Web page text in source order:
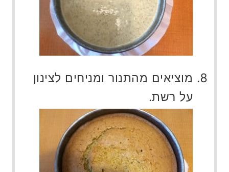
מוציאים מהתנור ומניחים לצינון
על רשת.